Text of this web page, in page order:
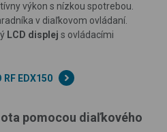
výkon s nízkou spotrebou.
v diaľkovom ovládaní.
LCD displej s ovládacími
RF EDX150
pomocou diaľkového